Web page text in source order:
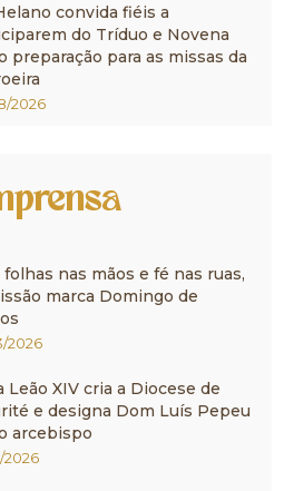
convida fiéis a
do Tríduo e Novena
preparação para as missas da
2026
folhas nas mãos e fé nas ruas,
marca Domingo de
2026
Leão XIV cria a Diocese de
e designa Dom Luís Pepeu
arcebispo
2026